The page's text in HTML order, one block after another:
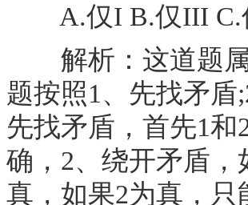
A.仅I B.仅III C.
解析：这道题属
题按照1、先找矛
先找矛盾，首先1
确，2、绕开矛盾，
真，如果2为真，只